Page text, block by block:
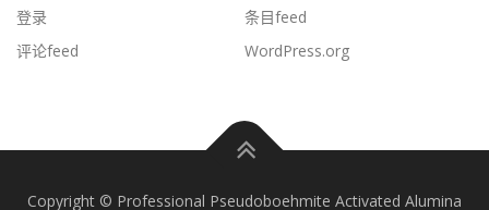
登录
条目feed
评论feed
WordPress.org
Copyright © Professional Pseudoboehmite Activated Alumina